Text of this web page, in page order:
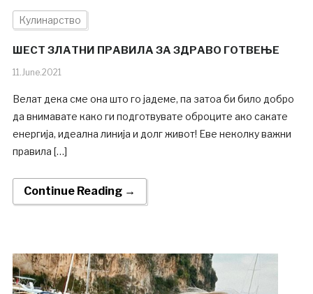
Кулинарство
ШЕСТ ЗЛАТНИ ПРАВИЛА ЗА ЗДРАВО ГОТВЕЊЕ
11.June.2021
Велат дека сме она што го јадеме, па затоа би било добро
да внимавате како ги подготвувате оброците ако сакате
енергија, идеална линија и долг живот! Еве неколку важни
правила […]
Continue Reading →